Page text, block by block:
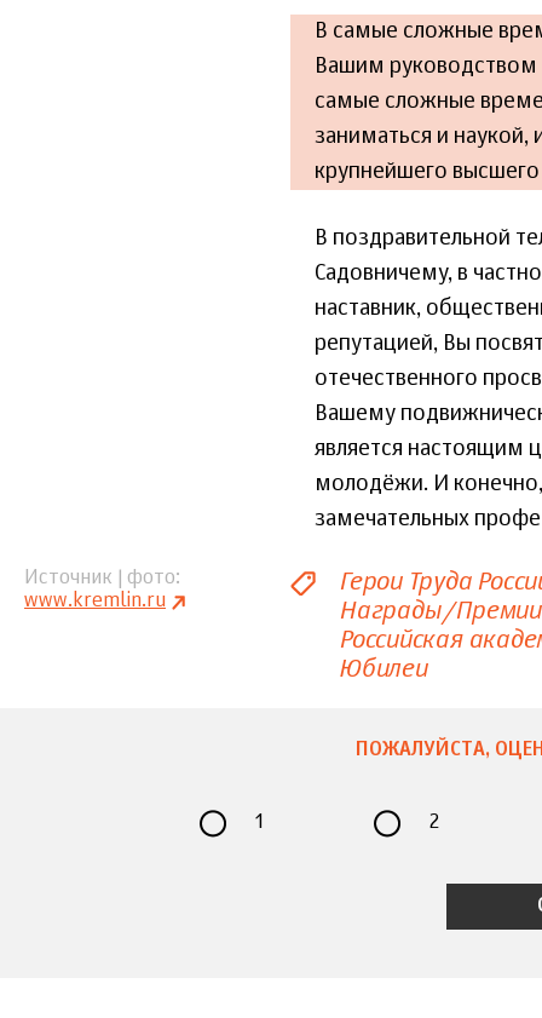
В самые сложные
Вашим руководством
самые сложные
заниматься и
крупнейшего
В поздравительной
Садовничему, в
наставник,
репутацией, Вы
отечественного
Вашему
является настоящим
молодёжи. И конечно,
замечательных
Источник | фото
www.kremlin.ru
Герои Труда
Награды/Премии
Российская
Юбилеи
ПОЖАЛУЙСТА,
1 2